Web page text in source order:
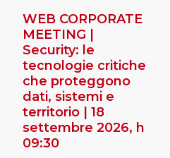
WEB CORPORATE
MEETING |
Security: le
tecnologie critiche
che proteggono
dati, sistemi e
territorio | 18
settembre 2026, h
09:30